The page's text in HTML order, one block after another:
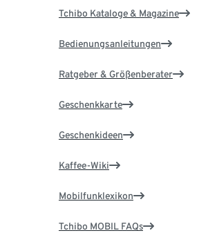
Tchibo Kataloge & Magazine
Bedienungsanleitungen
Ratgeber & Größenberater
Geschenkkarte
Geschenkideen
Kaffee-Wiki
Mobilfunklexikon
Tchibo MOBIL FAQs